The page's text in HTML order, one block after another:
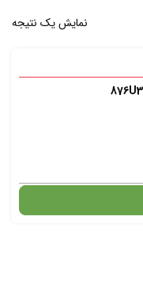
نمایش یک نتیجه